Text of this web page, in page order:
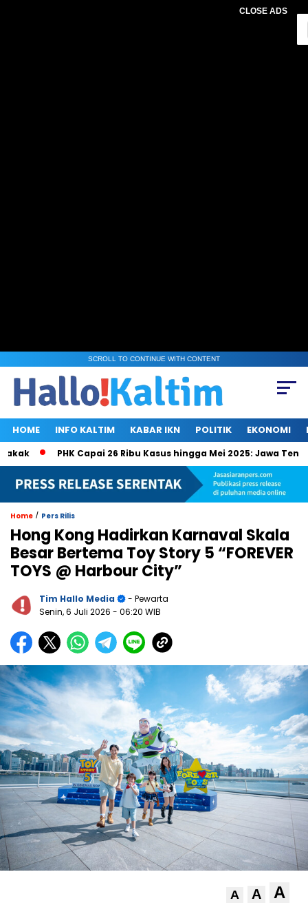
CLOSE ADS
SCROLL TO CONTINUE WITH CONTENT
HOME INFO KALTIM KABAR IKN POLITIK EKONOMI
PHK Capai 26 Ribu Kasus hingga Mei 2025: Jawa Tengah,
Home / Pers Rilis
Hong Kong Hadirkan Karnaval Skala
Besar Bertema Toy Story 5 “FOREVER
TOYS @ Harbour City”
Tim Hallo Media
- Pewarta
Senin, 6 Juli 2026 - 06:20 WIB
A A A